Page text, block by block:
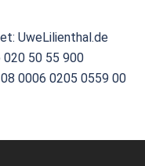
UweLilienthal.de
020 50 55 900
0006 0205 0559 00